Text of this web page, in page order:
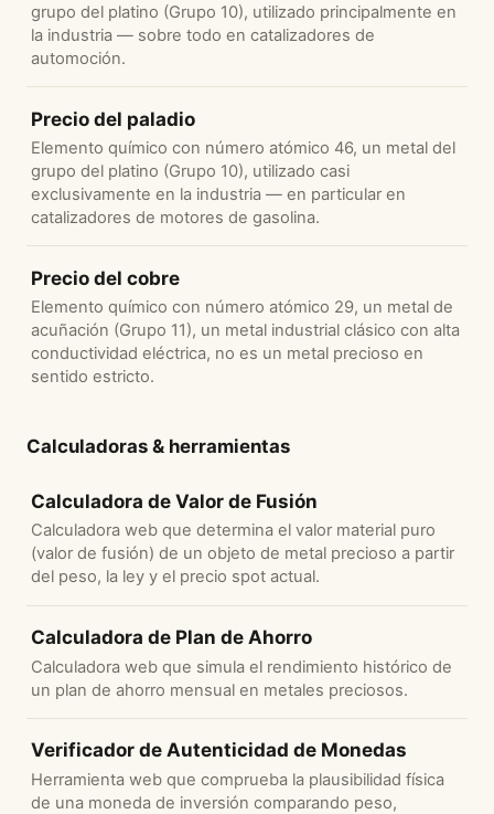
grupo del platino (Grupo 10), utilizado principalmente en
la industria — sobre todo en catalizadores de
automoción.
Precio del paladio
Elemento químico con número atómico 46, un metal del
grupo del platino (Grupo 10), utilizado casi
exclusivamente en la industria — en particular en
catalizadores de motores de gasolina.
Precio del cobre
Elemento químico con número atómico 29, un metal de
acuñación (Grupo 11), un metal industrial clásico con alta
conductividad eléctrica, no es un metal precioso en
sentido estricto.
Calculadoras & herramientas
Calculadora de Valor de Fusión
Calculadora web que determina el valor material puro
(valor de fusión) de un objeto de metal precioso a partir
del peso, la ley y el precio spot actual.
Calculadora de Plan de Ahorro
Calculadora web que simula el rendimiento histórico de
un plan de ahorro mensual en metales preciosos.
Verificador de Autenticidad de Monedas
Herramienta web que comprueba la plausibilidad física
de una moneda de inversión comparando peso,